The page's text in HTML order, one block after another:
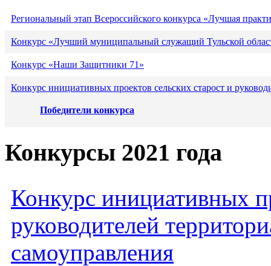
Региональный этап Всероссийского конкурса «Лучшая
Конкурс «Лучший муниципальный служащий Тульской
Конкурс «Наши Защитники 71»
Конкурс инициативных проектов сельских старост и
Победители конкурса
Конкурсы 2021 года
Конкурс инициативных
руководителей
самоуправления